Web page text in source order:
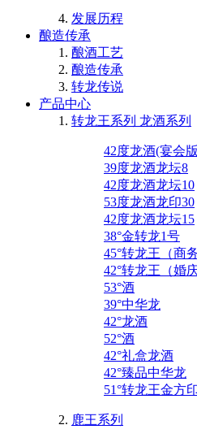
发展历程
酿造传承
酿酒工艺
酿造传承
转龙传说
产品中心
转龙王系列 龙酒系列
42度龙酒(宴会
39度龙酒龙坛8
42度龙酒龙坛10
53度龙酒龙印30
42度龙酒龙坛15
38°金转龙1号
45°转龙王（商
42°转龙王（婚
53°酒
39°中华龙
42°龙酒
52°酒
42°礼盒龙酒
42°臻品中华龙
51°转龙王金方
鹿王系列